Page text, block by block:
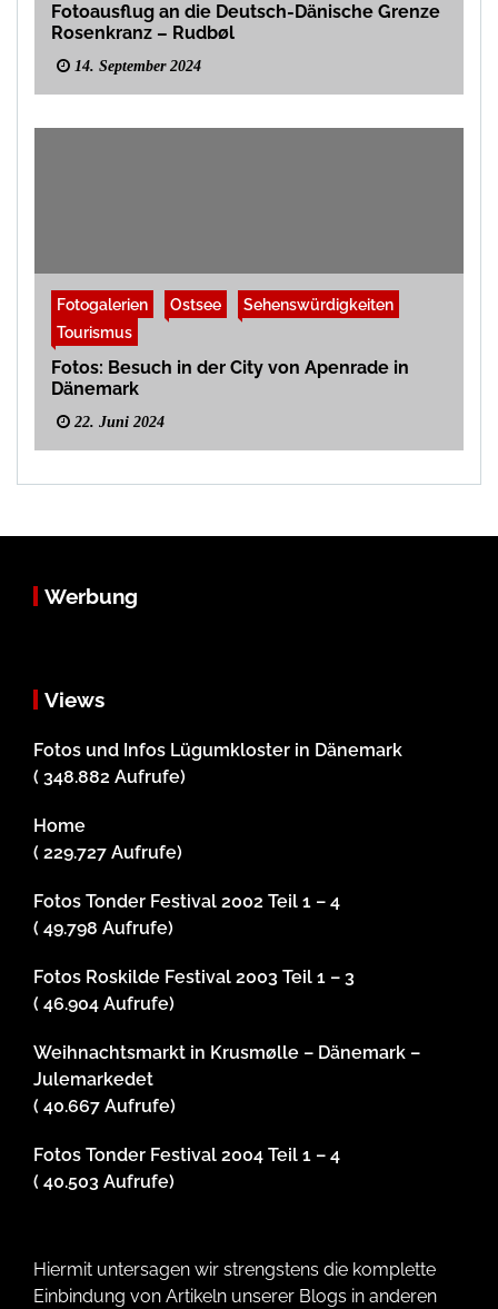
Fotoausflug an die Deutsch-Dänische Grenze
Rosenkranz – Rudbøl
14. September 2024
Fotogalerien Ostsee
Sehenswürdigkeiten
Tourismus
Fotos: Besuch in der City von Apenrade in
Dänemark
22. Juni 2024
Werbung
Views
Fotos und Infos Lügumkloster in Dänemark
( 348.882 Aufrufe)
Home
( 229.727 Aufrufe)
Fotos Tonder Festival 2002 Teil 1 – 4
( 49.798 Aufrufe)
Fotos Roskilde Festival 2003 Teil 1 – 3
( 46.904 Aufrufe)
Weihnachtsmarkt in Krusmølle – Dänemark –
Julemarkedet
( 40.667 Aufrufe)
Fotos Tonder Festival 2004 Teil 1 – 4
( 40.503 Aufrufe)
Hiermit untersagen wir strengstens die komplette
Einbindung von Artikeln unserer Blogs in anderen